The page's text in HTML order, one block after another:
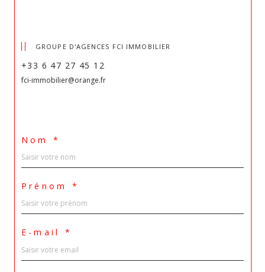
GROUPE D'AGENCES FCI IMMOBILIER
+33 6 47 27 45 12
fci-immobilier@orange.fr
Nom *
Prénom *
E-mail *